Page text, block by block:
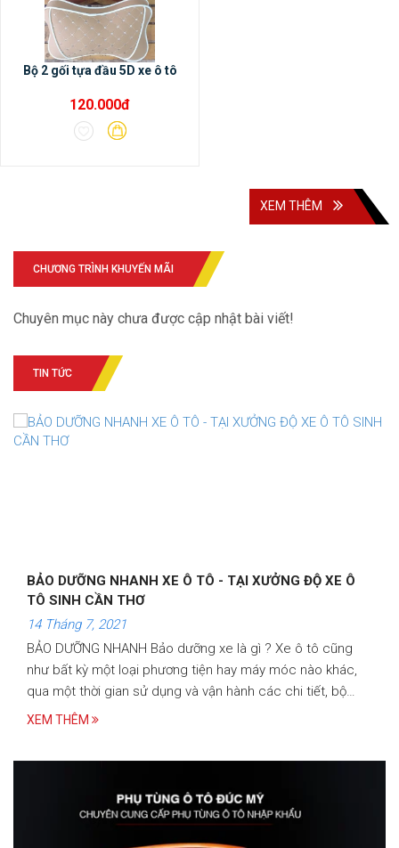
Bộ 2 gối tựa đầu 5D xe ô tô
120.000đ
XEM THÊM
CHƯƠNG TRÌNH KHUYẾN MÃI
Chuyên mục này chưa được cập nhật bài viết!
TIN TỨC
BẢO DƯỠNG NHANH XE Ô TÔ - TẠI XƯỞNG ĐỘ XE Ô
TÔ SINH CẦN THƠ
14 Tháng 7, 2021
BẢO DƯỠNG NHANH Bảo dưỡng xe là gì ? Xe ô tô cũng
như bất kỳ một loại phương tiện hay máy móc nào khác,
qua một thời gian sử dụng và vận hành các chi tiết, bộ
phận cấu thành đều bị mài mòn và giảm chất lượng
XEM THÊM